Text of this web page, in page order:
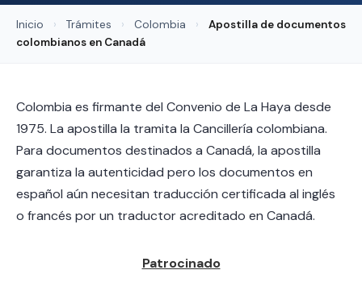
Inicio › Trámites › Colombia ›
Apostilla de documentos
colombianos en Canadá
Colombia es firmante del Convenio de La Haya desde
1975. La apostilla la tramita la Cancillería colombiana.
Para documentos destinados a Canadá, la apostilla
garantiza la autenticidad pero los documentos en
español aún necesitan traducción certificada al inglés
o francés por un traductor acreditado en Canadá.